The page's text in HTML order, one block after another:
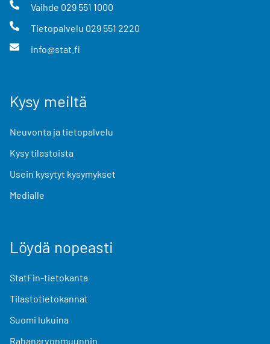
Vaihde 029 551 1000
Tietopalvelu 029 551 2220
info@stat.fi
Kysy meiltä
Neuvonta ja tietopalvelu
Kysy tilastoista
Usein kysytyt kysymykset
Medialle
Löydä nopeasti
StatFin-tietokanta
Tilastotietokannat
Suomi lukuina
Rahanarvonmuunnin